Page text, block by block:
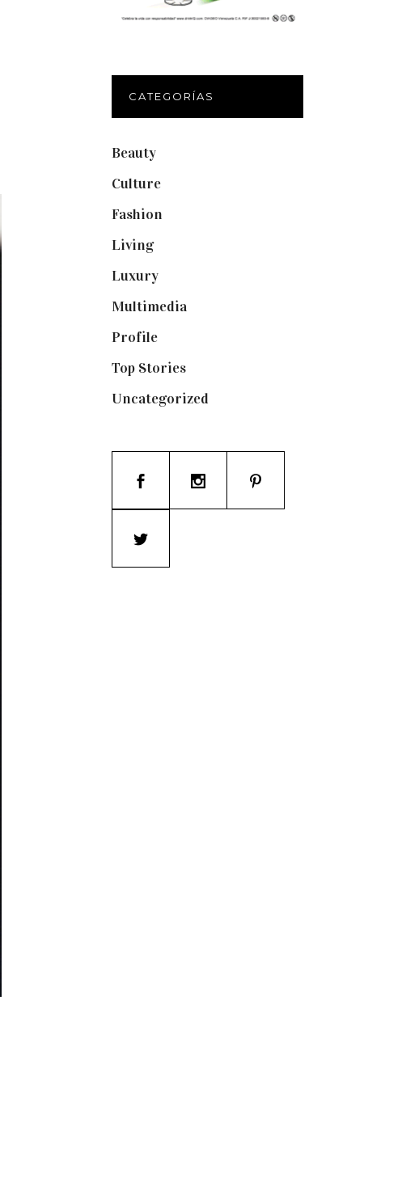
CATEGORÍAS
Beauty(250)
Culture(132)
Fashion
Living(337)
Luxury(664)
Multimedia(10)
Profile(8)
Top Stories(123)
Uncategorized